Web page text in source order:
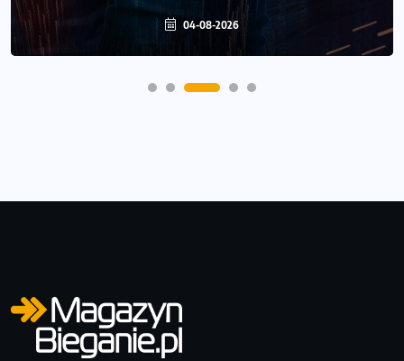
04-08-2026